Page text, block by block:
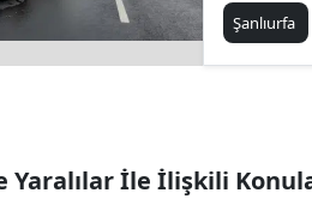
Şanlıurfa
Yaralılar İle İlişkili